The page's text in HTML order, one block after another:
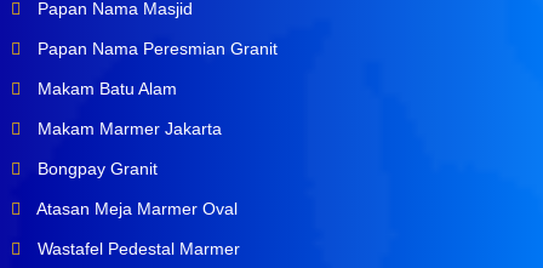
Papan Nama Masjid
Papan Nama Peresmian Granit
Makam Batu Alam
Makam Marmer Jakarta
Bongpay Granit
Atasan Meja Marmer Oval
Wastafel Pedestal Marmer